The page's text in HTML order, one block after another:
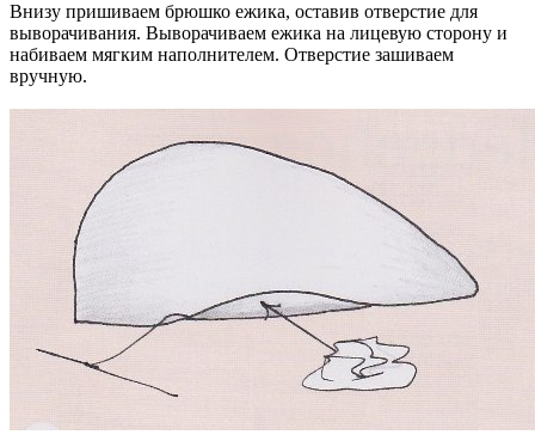
Внизу пришиваем брюшко ежика, оставив отверстие для
выворачивания. Выворачиваем ежика на лицевую сторону и
набиваем мягким наполнителем. Отверстие зашиваем
вручную.